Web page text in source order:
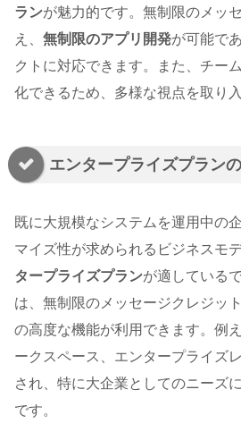
ランが魅力的です。無制限のメッ
え、 無制限のアプリ開発が可能で
クトに対応できます。また、チー
化できるため、多様な視点を取り
エンタープライズプラン
既に大規模なシステムを運用中の
マイズ性が求められるビジネスモ
タープライズプランが適している
は、無制限のメッセージクレジッ
の高度な機能が利用できます。例
ークスペース、エンタープライズ
され、特に大企業としてのニーズ
です。